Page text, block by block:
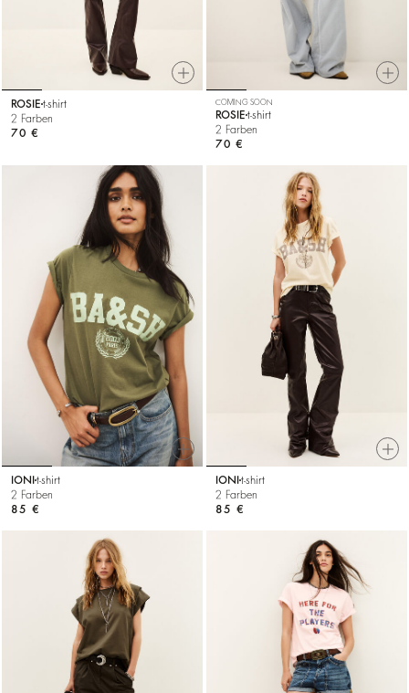
ROSIE t-shirt
2 Farben
70 €
COMING SOON
ROSIE t-shirt
2 Farben
70 €
IONI t-shirt
2 Farben
85 €
IONI t-shirt
2 Farben
85 €